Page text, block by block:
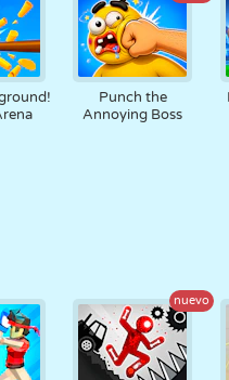
Punch the
Annoying Boss
nuevo